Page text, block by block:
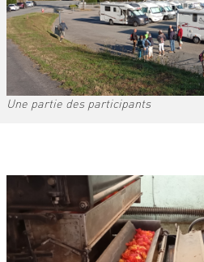
Une partie des participants